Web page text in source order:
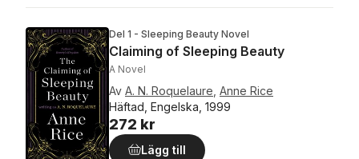
Del 1 - Sleeping Beauty Novel
Claiming of Sleeping Beauty
A Novel
Av A. N. Roquelaure Anne Rice
Häftad, Engelska, 1999
272 kr
Lägg till